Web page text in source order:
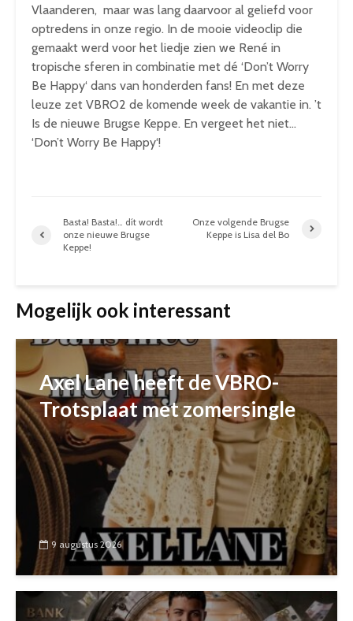
Vlaanderen, maar was lang daarvoor al geliefd voor
optredens in onze regio. In de mooie videoclip die
gemaakt werd voor het liedje zien we René in
tropische sferen in combinatie met dé ‘Don’t Worry
Be Happy‘ dans van honderden fans! En met deze
leuze zet VBRO2 de komende week de vakantie in. ’t
Is de nieuwe Brugse Keppe. En vergeet het niet…
‘Don’t Worry Be Happy‘!
Basta! Basta!… dít wordt
onze nieuwe Brugse
Keppe!
Onze volgende Brugse
Keppe is Lisa del Bo
Mogelijk ook interessant
Axel Lane heeft de VBRO-
Trotsplaat met zomersingle
9 augustus 2026